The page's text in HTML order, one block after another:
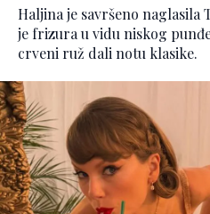
Haljina je savršeno naglasila
je frizura u vidu niskog
crveni ruž dali notu klasike.